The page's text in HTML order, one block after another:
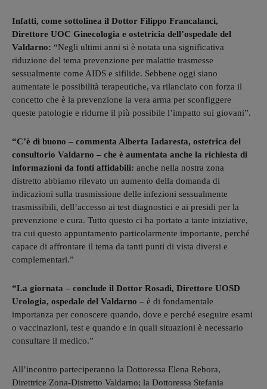
Infatti, come sottolinea il Dottor Filippo Francalanci,
Direttore UOC Ginecologia e ostetricia dell’ospedale del
Valdarno: “Negli ultimi anni si è notata una significativa
riduzione del tema prevenzione per malattie trasmesse
sessualmente come AIDS e sifilide. Sebbene oggi siano
aumentate le possibilità terapeutiche, va rilanciato con forza il
concetto che è la prevenzione la vera arma per sconfiggere
queste patologie e ridurne il più possibile l’impatto sui giovani”.
“C’è di buono – commenta Alberta Iadaresta, ostetrica del
consultorio Valdarno – che è aumentata anche la richiesta di
informazioni da fonti affidabili: anche nella nostra zona
distretto abbiamo rilevato un aumento della domanda di
indicazioni sulla trasmissione delle infezioni sessualmente
trasmissibili, dell’accesso ai test diagnostici e ai presidi per la
prevenzione e cura. Tutto questo ci ha portato a tante iniziative,
tra cui questo appuntamento particolarmente importante, perché
capace di affrontare il tema da tanti punti di vista diversi e
complementari.”
“La giornata – conclude il Dottor Rosadi, Direttore UOSD
Urologia, ospedale del Valdarno – è di fondamentale
importanza per conoscere quando, dove e perché eseguire esami
o vaccinazioni, test e quando e in quali situazioni è necessario
consultare il medico.”
All’incontro parteciperanno la Dottoressa Elena Rebora,
Direttrice Zona-Distretto Valdarno; la Dottoressa Stefania